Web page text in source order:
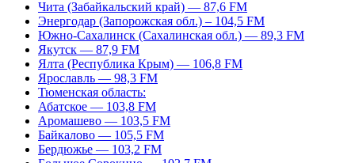
Чита (Забайкальский край) — 87,6 FM
Энергодар (Запорожская обл.) – 104,5 FM
Южно-Сахалинск (Сахалинская обл.) — 89,3 FM
Якутск — 87,9 FM
Ялта (Республика Крым) — 106,8 FM
Ярославль — 98,3 FM
Тюменская область:
Абатское — 103,8 FM
Аромашево — 103,5 FM
Байкалово — 105,5 FM
Бердюжье — 103,2 FM